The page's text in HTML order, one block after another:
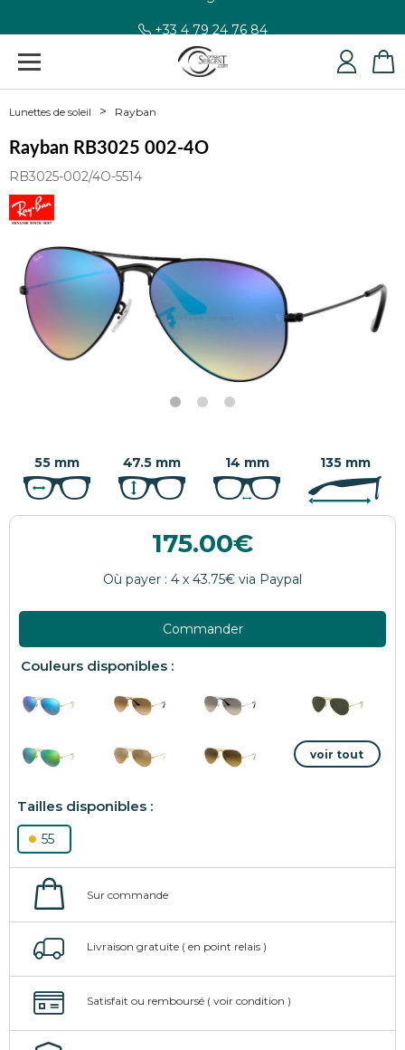
+33 4 79 24 76 84
Lunettes de soleil Rayban
Rayban RB3025 002-4O
RB3025-002/4O-5514
55 mm 47.5 mm 14 mm 135 mm
175.00
Commander
55